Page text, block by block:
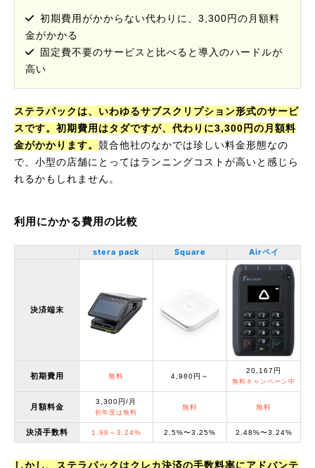
初期費用がかからない代わりに、3,300円の月額料
金がかかる
固定費不要のサービスと比べると導入のハードルが
高い
ステラパックは、いわゆるサブスクリプション形式のサービ
スです。初期費用はタダですが、代わりに3,300円の月額料
金がかかります。 競合他社のなかでは珍しい料金形態なの
で、小型の店舗にとってはランニングコストが高いと感じら
れるかもしれません。
利用にかかる費用の比較
stera pack Square Airペイ
決済端末
初期費用 無料 4,980円～
20,167円
無料キャンペーン中
月額料金
3,300円/月
初年度は無料
無料 無料
決済手数料 1.98～3.24% 2.5%〜3.25% 2.48%〜3.24%
しかし、ステラパックはクレカ決済の手数料率にアドバンテ